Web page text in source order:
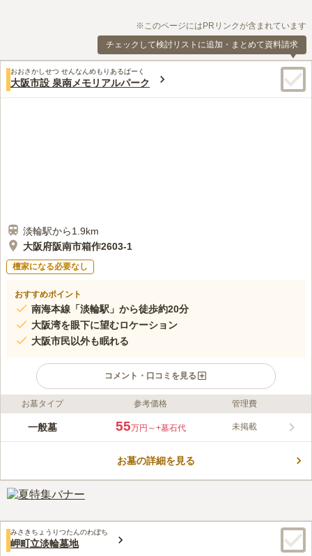
※このページにはPRリンクが含まれています
チェックして検討リストに追加・まとめて資料請求
おおさかしせつ せんなんめもりあるぱーく
大阪市設 泉南メモリアルパーク
淡輪駅から1.9km
大阪府阪南市箱作2603-1
檀家になる必要なし
おすすめポイント
南海本線「淡輪駅」から徒歩約20分
大阪湾を眼下に望むロケーション
大阪市民以外も眠れる
コメント・口コミを見る
ライフドット編集部のコメント
大阪湾を眼下に望む最高のロケーションで、海が好きな方や眺望
ずりは、訪れる人を楽しませてくれることでしょう。 ゆとりの
の方にもピッタリです。
口コミ評価
60代男性
霊園内でお花やろうそくは売店で購入します。また公園墓地のた
めお供え物は禁止されています。それから法事の時は霊園内の管理事務所
で会議室を借り法要を行っています。食事ですが公園墓地のため弁当の持
お墓タイプ 参考価格 管理費
一般墓 55万円～+墓石代 未掲載
お墓の詳細を見る
みさきちょうりつたんのわぼち
岬町立淡輪墓地